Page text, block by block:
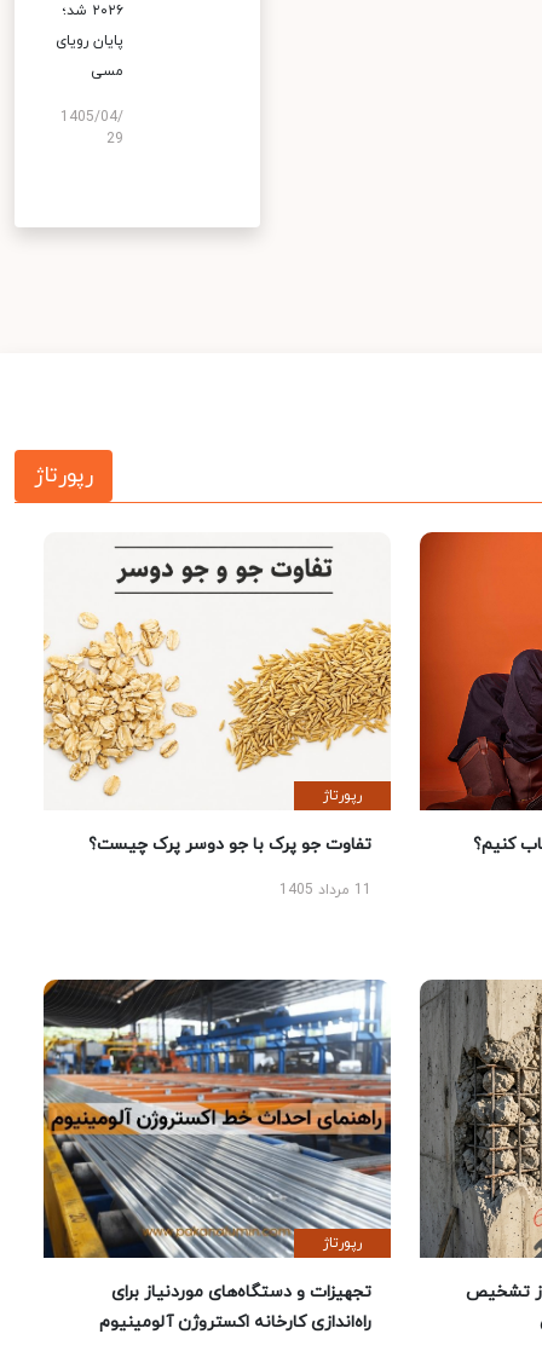
۲۰۲۶ شد؛
پایان رویای
مسی
1405/04/
29
رپورتاژ
کنیم؟
رپورتاژ
تفاوت جو پرک با جو دوسر پرک چیست؟
تشخیص
رپورتاژ
تجهیزات و دستگاه‌های موردنیاز برای
راه‌اندازی کارخانه اکستروژن آلومینیوم